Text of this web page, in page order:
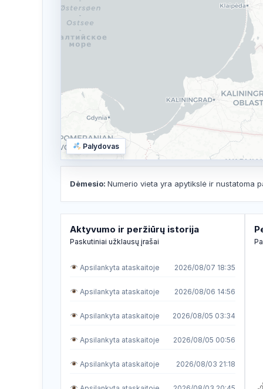
Palydovas
Dėmesio: Numerio vieta yra apytikslė ir nustatoma
Aktyvumo ir peržiūrų istorija
Paskutiniai užklausų įrašai
Apsilankyta ataskaitoje 2026/08/07 18:35
Apsilankyta ataskaitoje 2026/08/06 14:56
Apsilankyta ataskaitoje 2026/08/05 03:34
Apsilankyta ataskaitoje 2026/08/05 00:56
Apsilankyta ataskaitoje 2026/08/03 21:18